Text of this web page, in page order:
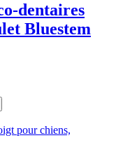
dentaires
Bluestem